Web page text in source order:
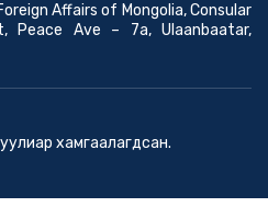
Affairs of Mongolia, Consular
Peace Ave – 7a, Ulaanbaatar,
хамгаалагдсан.